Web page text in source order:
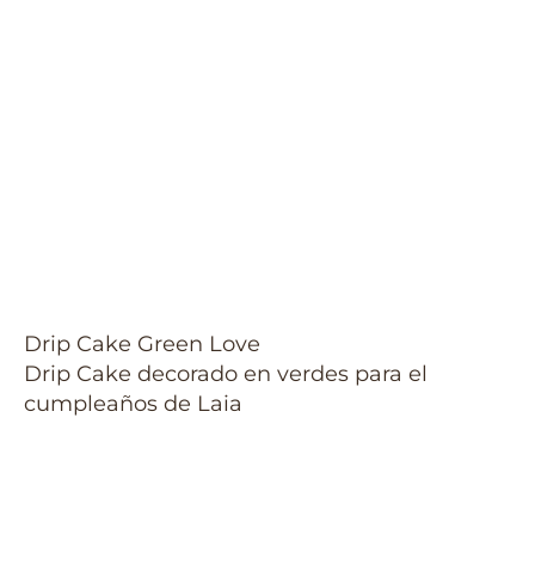
Drip Cake Green Love
Drip Cake decorado en verdes para el
cumpleaños de Laia